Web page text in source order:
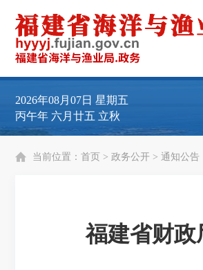
2026年08月07日 星期五
丙午年 六月廿五 立秋
当前位置： 首页 > 政务公开 > 通知公告
福建省财政